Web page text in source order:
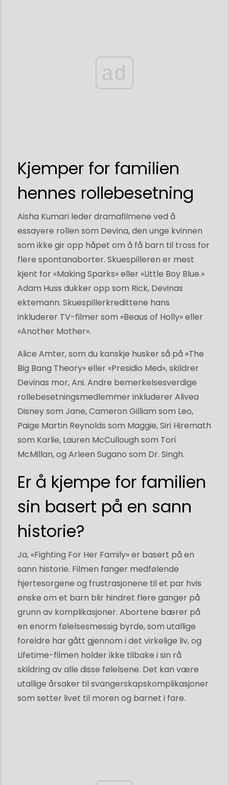
ad
Kjemper for familien
hennes rollebesetning
Aisha Kumari leder dramafilmene ved å
essayere rollen som Devina, den unge kvinnen
som ikke gir opp håpet om å få barn til tross for
flere spontanaborter. Skuespilleren er mest
kjent for «Making Sparks» eller «Little Boy Blue.»
Adam Huss dukker opp som Rick, Devinas
ektemann. Skuespillerkredittene hans
inkluderer TV-filmer som «Beaus of Holly» eller
«Another Mother».
Alice Amter, som du kanskje husker så på «The
Big Bang Theory» eller «Presidio Med», skildrer
Devinas mor, Ani. Andre bemerkelsesverdige
rollebesetningsmedlemmer inkluderer Alivea
Disney som Jane, Cameron Gilliam som Leo,
Paige Martin Reynolds som Maggie, Siri Hiremath
som Karlie, Lauren McCullough som Tori
McMillan, og Arleen Sugano som Dr. Singh.
Er å kjempe for familien
sin basert på en sann
historie?
Ja, «Fighting For Her Family» er basert på en
sann historie. Filmen fanger medfølende
hjertesorgene og frustrasjonene til et par hvis
ønske om et barn blir hindret flere ganger på
grunn av komplikasjoner. Abortene bærer på
en enorm følelsesmessig byrde, som utallige
foreldre har gått gjennom i det virkelige liv, og
Lifetime-filmen holder ikke tilbake i sin rå
skildring av alle disse følelsene. Det kan være
utallige årsaker til svangerskapskomplikasjoner
som setter livet til moren og barnet i fare.